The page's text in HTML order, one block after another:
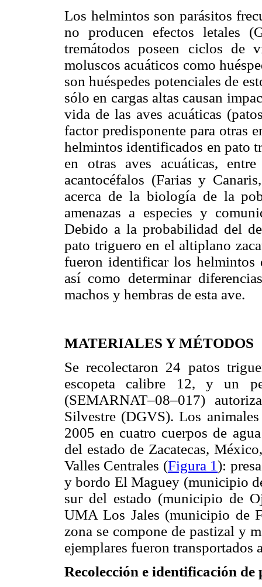
Los helmintos son parásitos
no producen efectos letales
tremátodos poseen ciclos de
moluscos acuáticos como
son huéspedes potenciales de
sólo en cargas altas causan
vida de las aves acuáticas
factor predisponente para otras
helmintos identificados en pato
en otras aves acuáticas,
acantocéfalos (Farias y
acerca de la biología de la
amenazas a especies y
Debido a la probabilidad del
pato triguero en el altiplano
fueron identificar los helmintos
así como determinar
machos y hembras de esta ave.
MATERIALES Y MÉTODOS
Se recolectaron 24 patos
escopeta calibre 12, y un
(SEMARNAT–08–017)
Silvestre (DGVS). Los
2005 en cuatro cuerpos de
del estado de Zacatecas,
Valles Centrales (Figura 1):
y bordo El Maguey (municipio
sur del estado (municipio de
UMA Los Jales (municipio de
zona se compone de pastizal y
ejemplares fueron
Recolección e identificación de